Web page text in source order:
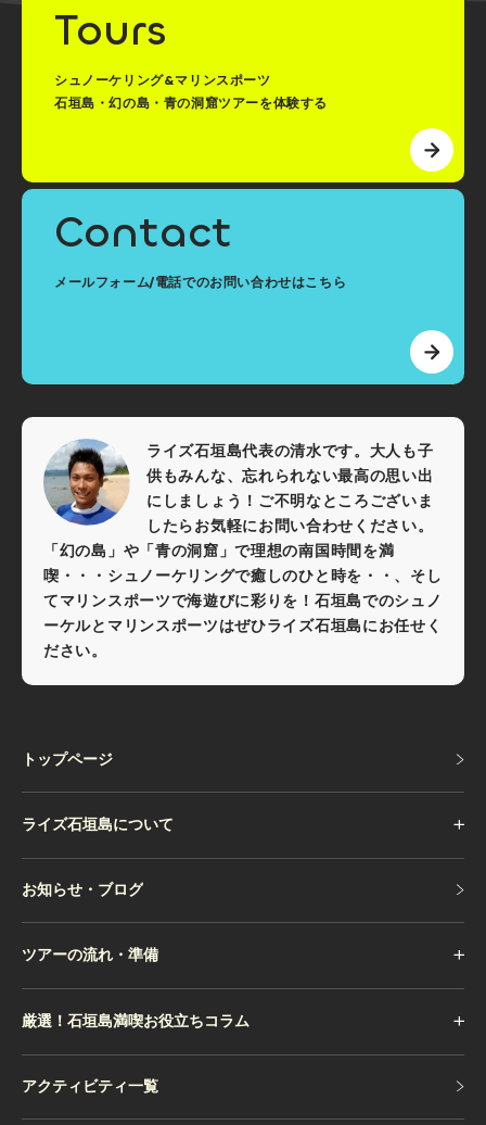
Tours
シュノーケリング&マリンスポーツ
石垣島・幻の島・青の洞窟ツアーを体験する
Contact
メールフォーム/電話でのお問い合わせはこちら
ライズ石垣島代表の清水です。大人も子
供もみんな、忘れられない最高の思い出
にしましょう！ご不明なところございま
したらお気軽にお問い合わせください。
「幻の島」や「青の洞窟」で理想の南国時間を満
喫・・・シュノーケリングで癒しのひと時を・・、そし
てマリンスポーツで海遊びに彩りを！石垣島でのシュノ
ーケルとマリンスポーツはぜひライズ石垣島にお任せく
ださい。
トップページ
ライズ石垣島について
お知らせ・ブログ
ツアーの流れ・準備
厳選！石垣島満喫お役立ちコラム
アクティビティ一覧